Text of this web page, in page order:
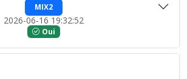
MIX2
2026-06-16 19:32:52
Oui